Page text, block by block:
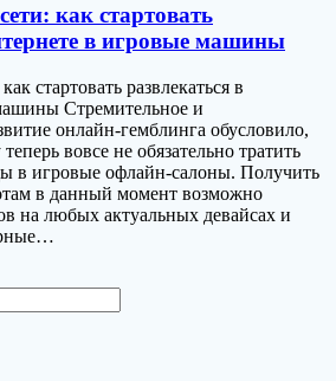
как стартовать
в игровые машины
стартовать развлекаться в
Стремительное и
онлайн-гемблинга обусловило,
вовсе не обязательно тратить
в игровые офлайн-салоны. Получить
в данный момент возможно
на любых актуальных девайсах и